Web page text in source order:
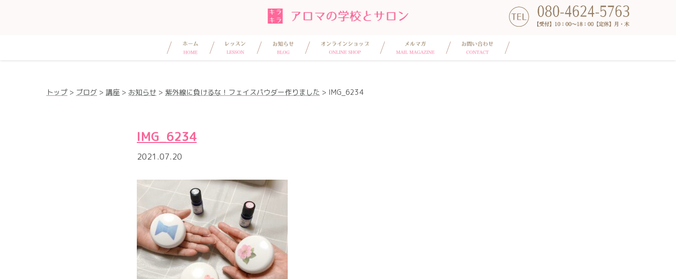
トップ > ブログ > 講座 > お知らせ > 紫外線に負けるな！フェイスパウダー作りました > IMG_6234
IMG_6234
2021.07.20